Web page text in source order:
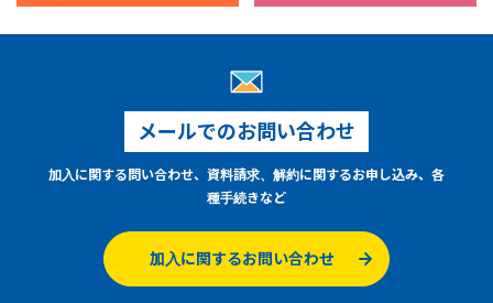
メールでのお問い合わせ
加入に関する問い合わせ、資料請求、解約に関するお申し込み、各
種手続きなど
加入に関するお問い合わせ